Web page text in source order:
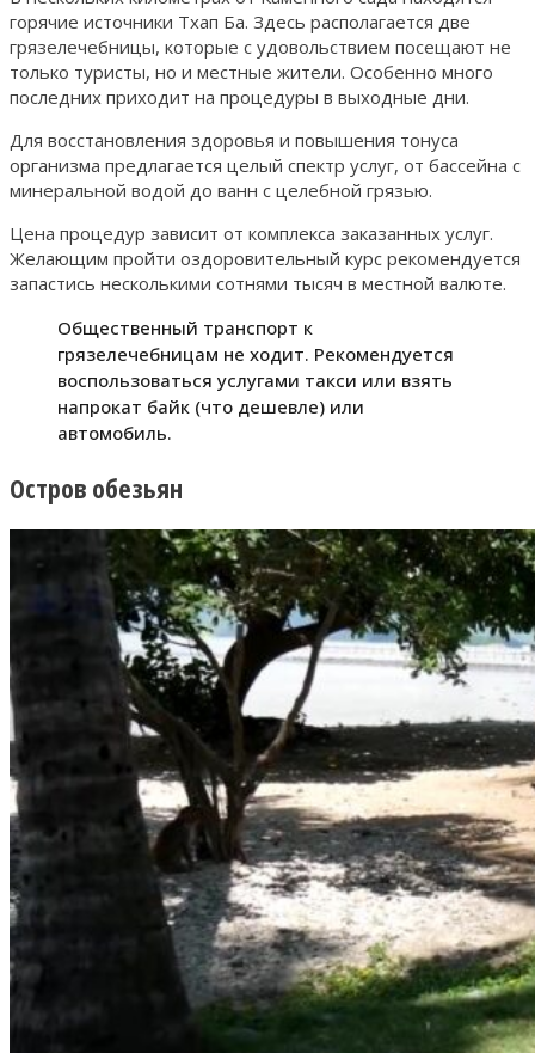
горячие источники Тхап Ба. Здесь располагается две
грязелечебницы, которые с удовольствием посещают не
только туристы, но и местные жители. Особенно много
последних приходит на процедуры в выходные дни.
Для восстановления здоровья и повышения тонуса
организма предлагается целый спектр услуг, от бассейна с
минеральной водой до ванн с целебной грязью.
Цена процедур зависит от комплекса заказанных услуг.
Желающим пройти оздоровительный курс рекомендуется
запастись несколькими сотнями тысяч в местной валюте.
Общественный транспорт к
грязелечебницам не ходит. Рекомендуется
воспользоваться услугами такси или взять
напрокат байк (что дешевле) или
автомобиль.
Остров обезьян